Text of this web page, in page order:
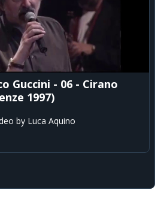
Guccini - 06 - Cirano
1997)
by Luca Aquino